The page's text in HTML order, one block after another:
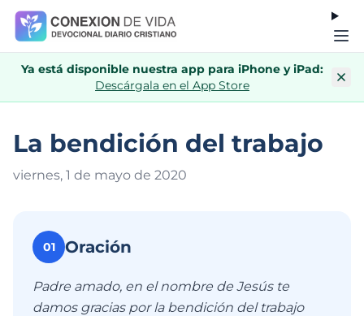
Ya está disponible nuestra app para iPhone y iPad:
Descárgala en el App Store
La bendición del trabajo
viernes, 1 de mayo de 2020
01 Oración
Padre amado, en el nombre de Jesús te
damos gracias por la bendición del trabajo